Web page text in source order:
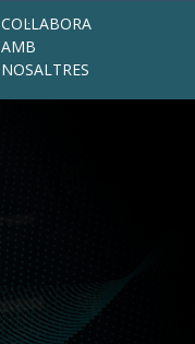
COL·LABORA
AMB
NOSALTRES